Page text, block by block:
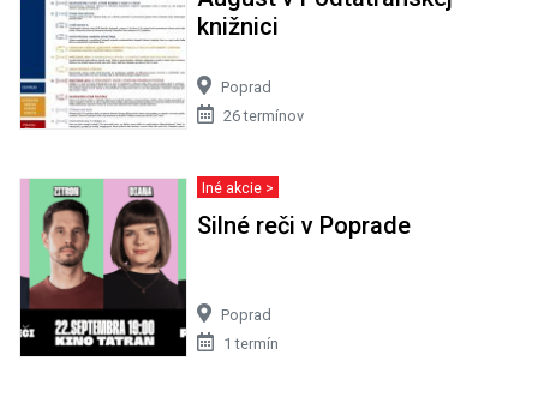
knižnici
Poprad
26 termínov
Iné akcie >
Silné reči v Poprade
Poprad
1 termín